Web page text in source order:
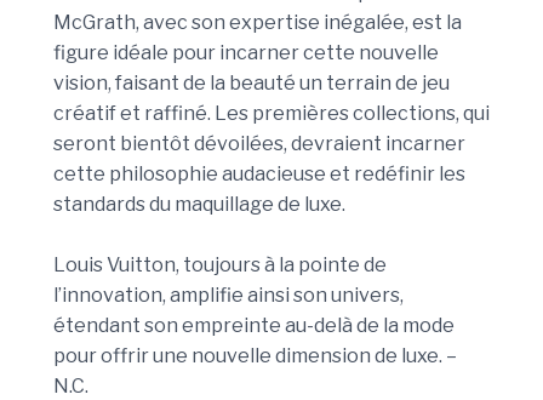
McGrath, avec son expertise inégalée, est la
figure idéale pour incarner cette nouvelle
vision, faisant de la beauté un terrain de jeu
créatif et raffiné. Les premières collections, qui
seront bientôt dévoilées, devraient incarner
cette philosophie audacieuse et redéfinir les
standards du maquillage de luxe.
Louis Vuitton, toujours à la pointe de
l’innovation, amplifie ainsi son univers,
étendant son empreinte au-delà de la mode
pour offrir une nouvelle dimension de luxe. –
N.C.